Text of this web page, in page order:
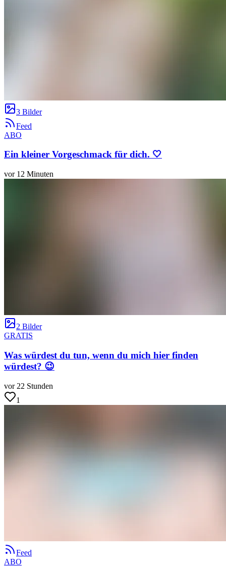
3 Bilder
Feed
ABO
Ein kleiner Vorgeschmack für dich. 🤍
vor 12 Minuten
2 Bilder
GRATIS
Was würdest du tun, wenn du mich hier finden
würdest? 😉
vor 22 Stunden
1
Feed
ABO